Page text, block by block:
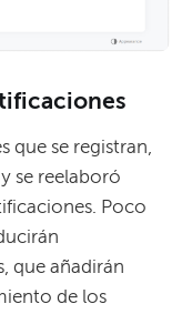
que se registran,
se reelaboró
Poco
que añadirán
de los